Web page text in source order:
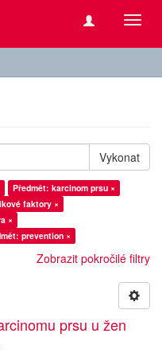
Vykonat
Předmět: karcinom prsu ×
faktory ×
×
prevention ×
Zobrazit pokročilé filtry
prsu u žen